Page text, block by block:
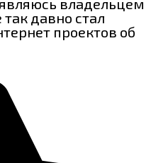
владельцем
давно стал
проектов об